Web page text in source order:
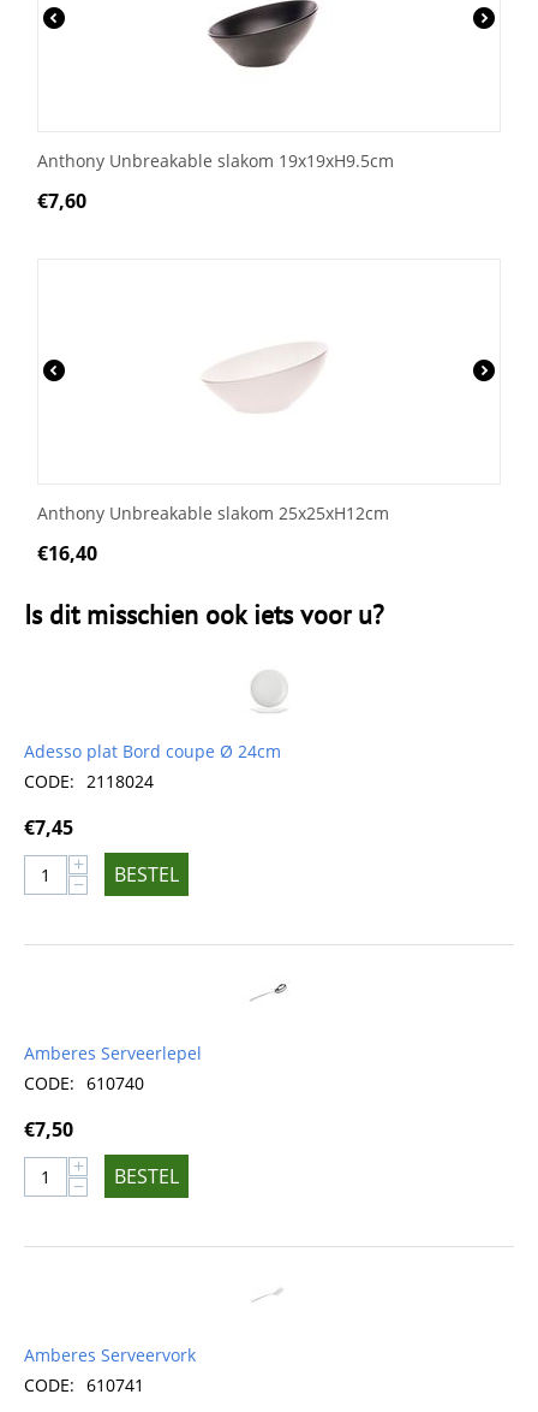
Anthony Unbreakable slakom 19x19xH9.5cm
€7,60
Anthony Unbreakable slakom 25x25xH12cm
€16,40
Is dit misschien ook iets voor u?
Adesso plat Bord coupe Ø 24cm
CODE: 2118024
€7,45
+
− BESTEL
Amberes Serveerlepel
CODE: 610740
€7,50
+
− BESTEL
Amberes Serveervork
CODE: 610741